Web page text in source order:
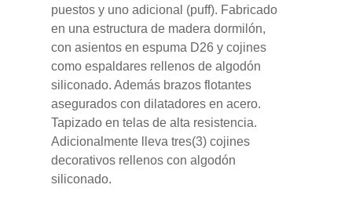
puestos y uno adicional (puff). Fabricado
en una estructura de madera dormilón,
con asientos en espuma D26 y cojines
como espaldares rellenos de algodón
siliconado. Además brazos flotantes
asegurados con dilatadores en acero.
Tapizado en telas de alta resistencia.
Adicionalmente lleva tres(3) cojines
decorativos rellenos con algodón
siliconado.